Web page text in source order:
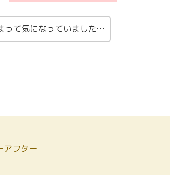
って気になっていました…
アフター